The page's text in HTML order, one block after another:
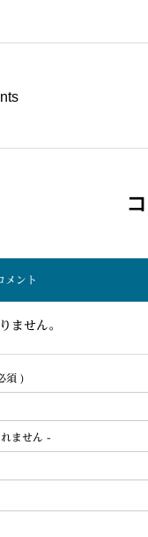
メント
ません。
須 )
ません -